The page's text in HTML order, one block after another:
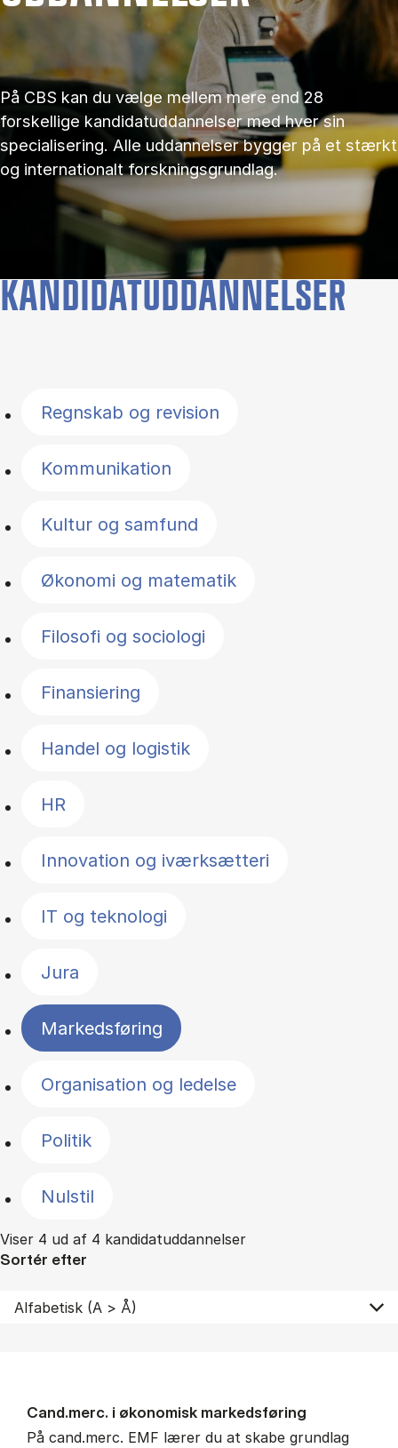
På CBS kan du vælge mellem mere end 28
forskellige kandidatuddannelser med hver sin
specialisering. Alle uddannelser bygger på et stærkt
og internationalt forskningsgrundlag.
KANDIDATUDDANNELSER
Regnskab og revision
Kommunikation
Kultur og samfund
Økonomi og matematik
Filosofi og sociologi
Finansiering
Handel og logistik
HR
Innovation og iværksætteri
IT og teknologi
Jura
Markedsføring
Organisation og ledelse
Politik
Nulstil
Viser 4 ud af 4 kandidatuddannelser
Sortér efter
Cand.merc. i øko­no­misk mar­keds­fø­ring
På cand.merc. EMF lærer du at skabe grundlag